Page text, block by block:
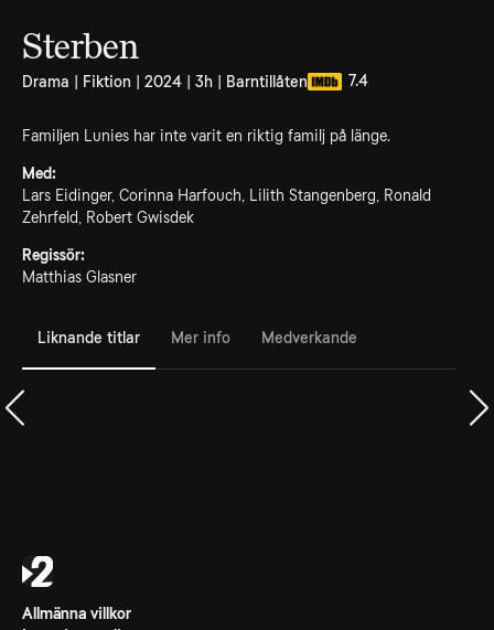
Sterben
Drama | Fiktion | 2024 | 3h | Barntillåten 7.4
Familjen Lunies har inte varit en riktig familj på länge.
Med:
Lars Eidinger, Corinna Harfouch, Lilith Stangenberg, Ronald
Zehrfeld, Robert Gwisdek
Regissör:
Matthias Glasner
Liknande titlar Mer info Medverkande
Allmänna villkor